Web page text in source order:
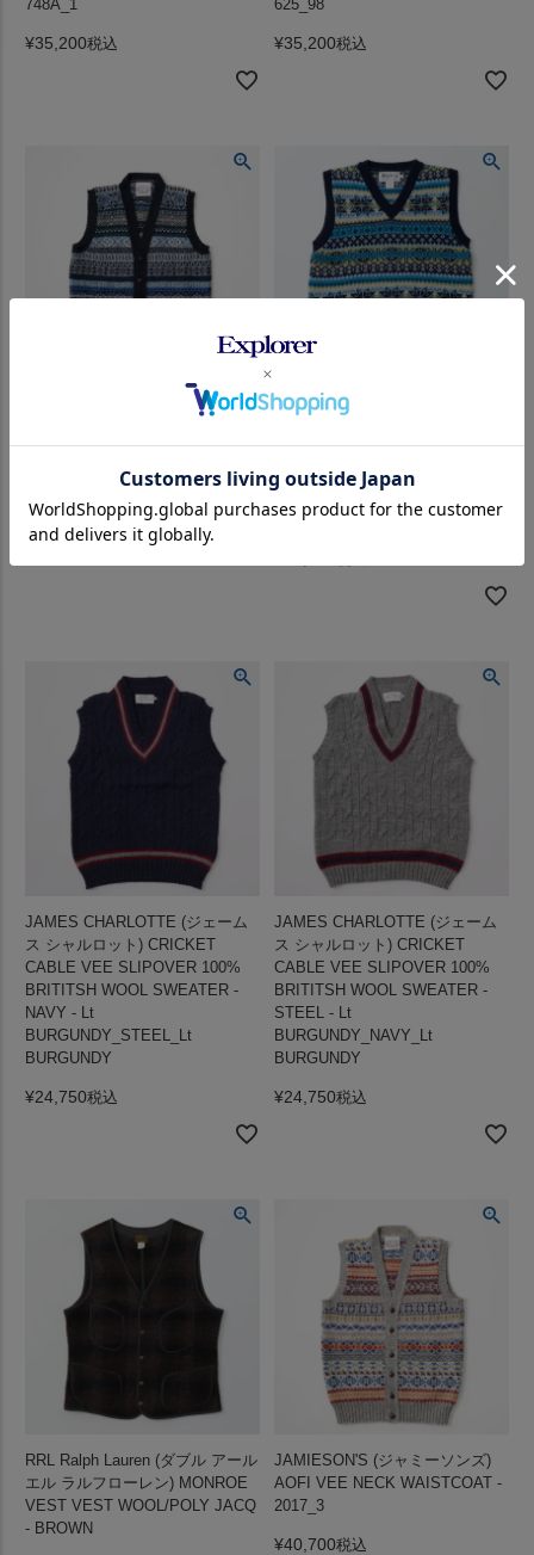
748A_1
¥35,200税込
625_98
¥35,200税込
JAMIESON'S (ジャミーソンズ)
748A_15
【サンプル品 38サイズ】
ーオブスコットランド) SAMPLE
ALL OVER FAIRISLE SLIPOVER
NAVY
JAMES CHARLOTTE (ジェーム
ス シャルロット) CRICKET
CABLE VEE SLIPOVER 100%
BRITITSH WOOL SWEATER -
NAVY - Lt
BURGUNDY_STEEL_Lt
BURGUNDY
¥24,750税込
JAMES CHARLOTTE (ジェーム
ス シャルロット) CRICKET
CABLE VEE SLIPOVER 100%
BRITITSH WOOL SWEATER -
STEEL - Lt
BURGUNDY_NAVY_Lt
BURGUNDY
¥24,750税込
RRL Ralph Lauren (ダブル アール
エル ラルフローレン) MONROE
VEST VEST WOOL/POLY JACQ
- BROWN
JAMIESON'S (ジャミーソンズ)
AOFI VEE NECK WAISTCOAT -
2017_3
¥40,700税込